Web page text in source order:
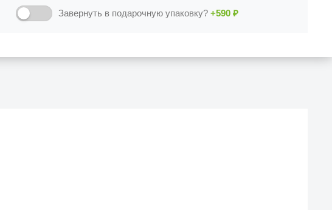
Завернуть в подарочную упаковку? +590 ₽